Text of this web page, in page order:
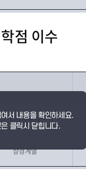
점 이수
비상경계열
상경계열